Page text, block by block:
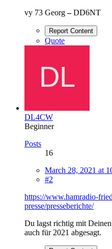
vy 73 Georg–DD6NT
Report Content
Quote
DL4CW
Beginner
Posts
16
March 28, 2021 at
#2
https://www.hamradio-
presse/presseberichte/
Du lagst richtig mit
auch für 2021 abgesagt.